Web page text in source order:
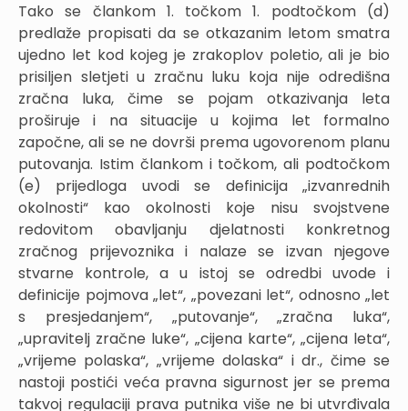
Tako se člankom 1. točkom 1. podtočkom (d)
predlaže propisati da se otkazanim letom smatra
ujedno let kod kojeg je zrakoplov poletio, ali je bio
prisiljen sletjeti u zračnu luku koja nije odredišna
zračna luka, čime se pojam otkazivanja leta
proširuje i na situacije u kojima let formalno
započne, ali se ne dovrši prema ugovorenom planu
putovanja. Istim člankom i točkom, ali podtočkom
(e) prijedloga uvodi se definicija „izvanrednih
okolnosti“ kao okolnosti koje nisu svojstvene
redovitom obavljanju djelatnosti konkretnog
zračnog prijevoznika i nalaze se izvan njegove
stvarne kontrole, a u istoj se odredbi uvode i
definicije pojmova „let“, „povezani let“, odnosno „let
s presjedanjem“, „putovanje“, „zračna luka“,
„upravitelj zračne luke“, „cijena karte“, „cijena leta“,
„vrijeme polaska“, „vrijeme dolaska“ i dr., čime se
nastoji postići veća pravna sigurnost jer se prema
takvoj regulaciji prava putnika više ne bi utvrđivala